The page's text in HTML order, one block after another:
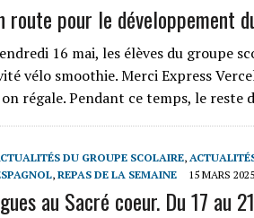
route pour le développement
16 mai, les élèves du groupe
vélo smoothie. Merci Express
régale. Pendant ce temps, le reste
DU GROUPE SCOLAIRE,
, REPAS DE LA SEMAINE 15 MARS 2025
au Sacré coeur. Du 17 au